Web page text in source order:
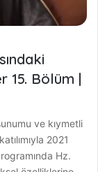
15. Bölüm |
ve kıymetli
2021
Hz.